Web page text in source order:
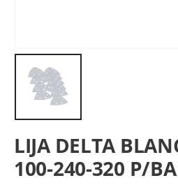
LIJA DELTA
100-240-320 P/